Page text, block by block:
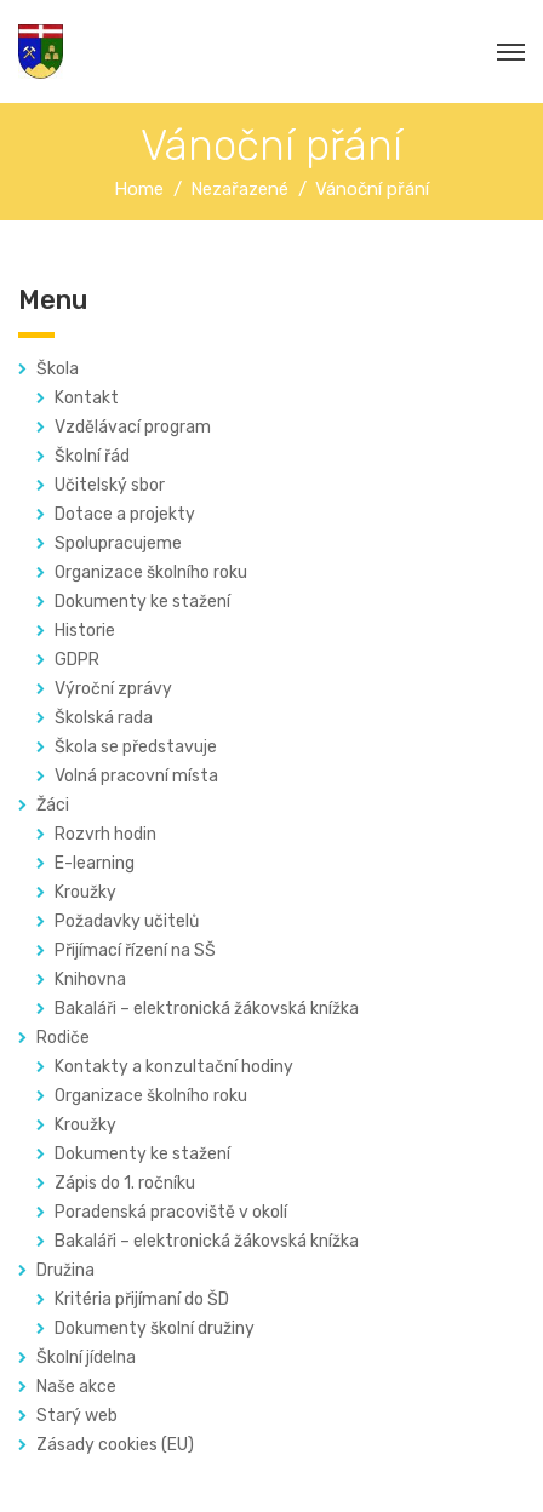
Vánoční přání
Home Nezařazené Vánoční přání
Menu
Škola
Kontakt
Vzdělávací program
Školní řád
Učitelský sbor
Dotace a projekty
Spolupracujeme
Organizace školního roku
Dokumenty ke stažení
Historie
GDPR
Výroční zprávy
Školská rada
Škola se představuje
Volná pracovní místa
Žáci
Rozvrh hodin
E-learning
Kroužky
Požadavky učitelů
Přijímací řízení na SŠ
Knihovna
Bakaláři – elektronická žákovská knížka
Rodiče
Kontakty a konzultační hodiny
Organizace školního roku
Kroužky
Dokumenty ke stažení
Zápis do 1. ročníku
Poradenská pracoviště v okolí
Bakaláři – elektronická žákovská knížka
Družina
Kritéria přijímaní do ŠD
Dokumenty školní družiny
Školní jídelna
Naše akce
Starý web
Zásady cookies (EU)